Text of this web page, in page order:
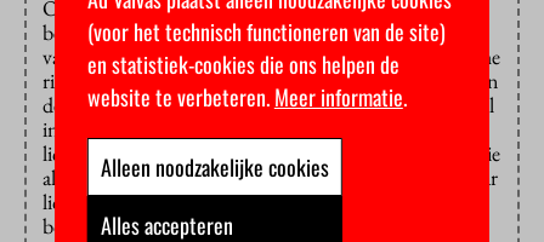
Omdat de technologie hapert (benen kun je niet
bewegen, vingers wel maar die knakken bij aanraking
van je eigen lichaam of dat van een ander onrealistische
richtingen op), en omdat de rumoerige Kerkzaal boven
de koptelefoon uit hoorbaar is, is het moeilijk helemaal
in de huid te kruipen van de personages. Pas in het
lichaam van Laura, een vrouw van een jaar of vijftig die
al dansend vertelt hoe ze zich eindelijk vrij voelt in haar
lichaam, krijg ik echt het idee dat ikzelf nu ook grote
borsten heb, gerimpelde handen en schimmelnagels.
(voor het technisch functioneren van de site)
en statistiek-cookies die ons helpen de
website te verbeteren.Meer informatie.
Alleen noodzakelijke cookies
Alles accepteren